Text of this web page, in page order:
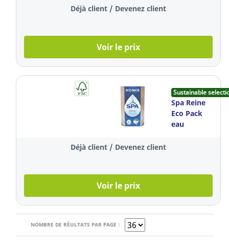
Déjà client / Devenez client
Voir le prix
Sustainable
Spa Reine
Eco Pack
eau
Déjà client / Devenez client
Voir le prix
NOMBRE DE RÉULTATS PAR PAGE :